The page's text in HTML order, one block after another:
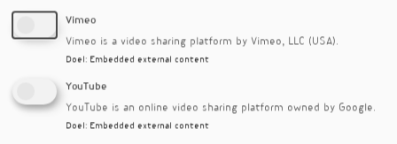
Vimeo
Vimeo is a video sharing platform by Vimeo, LLC (USA).
Doel : Embedded external content
YouTube
YouTube is an online video sharing platform owned by Google.
Doel : Embedded external content